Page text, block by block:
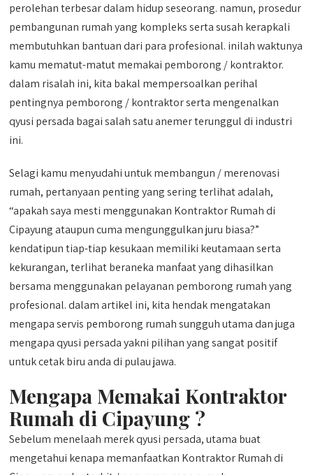
perolehan terbesar dalam hidup seseorang. namun, prosedur
pembangunan rumah yang kompleks serta susah kerapkali
membutuhkan bantuan dari para profesional. inilah waktunya
kamu mematut-matut memakai pemborong / kontraktor.
dalam risalah ini, kita bakal mempersoalkan perihal
pentingnya pemborong / kontraktor serta mengenalkan
qyusi persada bagai salah satu anemer terunggul di industri
ini.
Selagi kamu menyudahi untuk membangun / merenovasi
rumah, pertanyaan penting yang sering terlihat adalah,
“apakah saya mesti menggunakan Kontraktor Rumah di
Cipayung ataupun cuma mengunggulkan juru biasa?”
kendatipun tiap-tiap kesukaan memiliki keutamaan serta
kekurangan, terlihat beraneka manfaat yang dihasilkan
bersama menggunakan pelayanan pemborong rumah yang
profesional. dalam artikel ini, kita hendak mengatakan
mengapa servis pemborong rumah sungguh utama dan juga
mengapa qyusi persada yakni pilihan yang sangat positif
untuk cetak biru anda di pulau jawa.
Mengapa Memakai Kontraktor
Rumah di Cipayung ?
Sebelum menelaah merek qyusi persada, utama buat
mengetahui kenapa memanfaatkan Kontraktor Rumah di